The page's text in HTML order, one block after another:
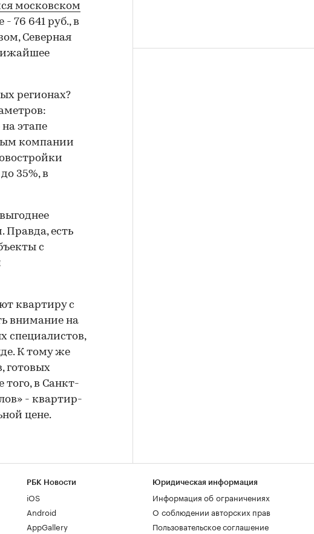
московском
- 76 641 руб., в
Северная
регионах?
этапе
компании
35%, в
Правда, есть
с
квартиру с
внимание на
специалистов,
К тому же
готовых
того, в Санкт-
- квартир-
цене.
РБК Новости
iOS
Android
AppGallery
Юридическая информация
Информация об ограничениях
О соблюдении авторских прав
Пользовательское соглашение